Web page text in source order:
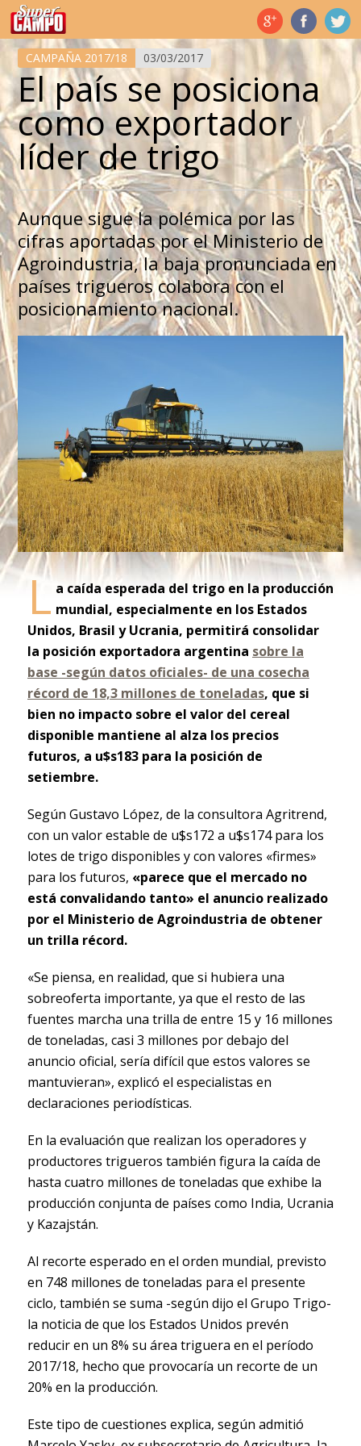
Temas de hoy
CAMPAÑA 2017/18 03/03/2017
El país se posiciona
como exportador
líder de trigo
Aunque sigue la polémica por las
cifras aportadas por el Ministerio de
Agroindustria, la baja pronunciada en
países trigueros colabora con el
posicionamiento nacional.
L a caída esperada del trigo en la producción
mundial, especialmente en los Estados
Unidos, Brasil y Ucrania, permitirá consolidar
la posición exportadora argentina sobre la
base -según datos oficiales- de una cosecha
récord de 18,3 millones de toneladas, que si
bien no impacto sobre el valor del cereal
disponible mantiene al alza los precios
futuros, a u$s183 para la posición de
setiembre.
Según Gustavo López, de la consultora Agritrend,
con un valor estable de u$s172 a u$s174 para los
lotes de trigo disponibles y con valores «firmes»
para los futuros, «parece que el mercado no
está convalidando tanto» el anuncio realizado
por el Ministerio de Agroindustria de obtener
un trilla récord.
«Se piensa, en realidad, que si hubiera una
sobreoferta importante, ya que el resto de las
fuentes marcha una trilla de entre 15 y 16 millones
de toneladas, casi 3 millones por debajo del
anuncio oficial, sería difícil que estos valores se
mantuvieran», explicó el especialistas en
declaraciones periodísticas.
En la evaluación que realizan los operadores y
productores trigueros también figura la caída de
hasta cuatro millones de toneladas que exhibe la
producción conjunta de países como India, Ucrania
y Kazajstán.
Al recorte esperado en el orden mundial, previsto
en 748 millones de toneladas para el presente
ciclo, también se suma -según dijo el Grupo Trigo-
la noticia de que los Estados Unidos prevén
reducir en un 8% su área triguera en el período
2017/18, hecho que provocaría un recorte de un
20% en la producción.
Este tipo de cuestiones explica, según admitió